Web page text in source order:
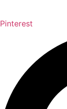
Pinterest